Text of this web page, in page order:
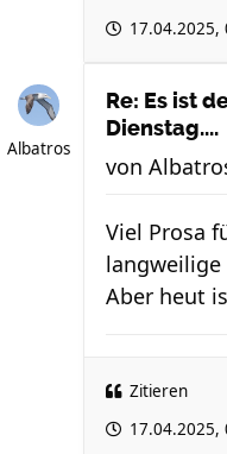
17.04.2025,
Albatros
Re: Es ist
Dienstag....
von
Viel Prosa
langweilige
Aber heut
Zitieren
17.04.2025,